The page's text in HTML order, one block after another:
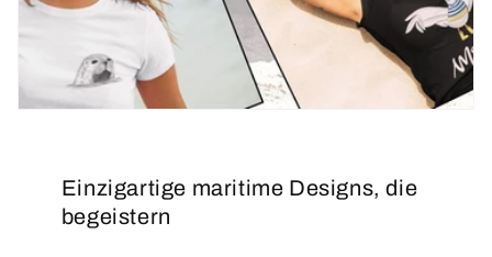
Einzigartige maritime Designs, die
begeistern